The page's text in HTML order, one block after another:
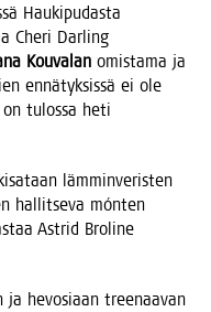
Hau­ki­pu­das­ta
Che­ri Dar­ling
Kou­va­lan omis­ta­ma ja
ennä­tyk­sis­sä ei ole
tulos­sa heti
läm­min­ve­ris­ten
hal­lit­se­va món­ten
Astrid Bro­li­ne
hevo­si­aan tree­naa­van